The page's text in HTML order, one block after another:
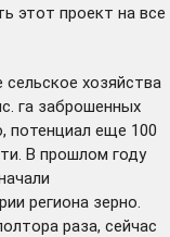
этот проект на все
сельское хозяйства
га заброшенных
потенциал еще 100
В прошлом году
региона зерно.
раза, сейчас